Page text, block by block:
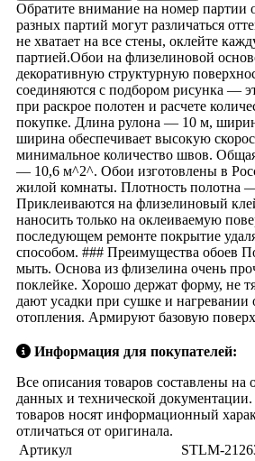
Обратите внимание на номер партии
разных партий могут различаться
не хватает на все стены, оклейте
партией.Обои на флизелиновой
декоративную структурную
соединяются с подбором рисунка —
при раскрое полотен и расчете
покупке. Длина рулона — 10 м,
ширина обеспечивает высокую
минимальное количество швов.
— 10,6 м^2^. Обои изготовлены в
жилой комнаты. Плотность полотна
Приклеиваются на флизелиновый
наносить только на оклеиваемую
последующем ремонте покрытие
способом. ### Преимущества обоев
мыть. Основа из флизелина очень
поклейке. Хорошо держат форму, не
дают усадки при сушке и нагревании
отопления. Армируют базовую
Информация для покупателей:
Все описания товаров составлены на
данных и технической
товаров носят информационный
отличаться от оригинала.
Артикул
STLM-